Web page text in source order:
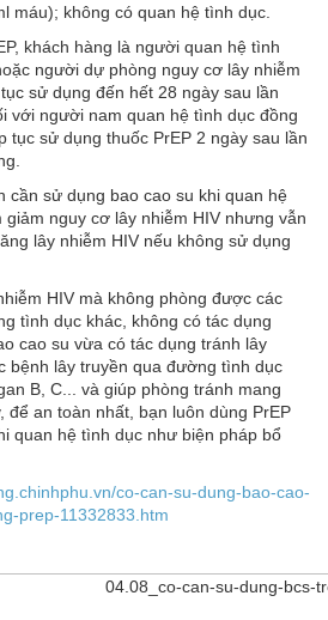
máu); không có quan hệ tình dục.
khách hàng là người quan hệ tình
người dự phòng nguy cơ lây nhiễm
sử dụng đến hết 28 ngày sau lần
với người nam quan hệ tình dục đồng
tục sử dụng thuốc PrEP 2 ngày sau lần
cần sử dụng bao cao su khi quan hệ
nguy cơ lây nhiễm HIV nhưng vẫn
lây nhiễm HIV nếu không sử dụng
HIV mà không phòng được các
tình dục khác, không có tác dụng
cao su vừa có tác dụng tránh lây
bệnh lây truyền qua đường tình dục
B, C... và giúp phòng tránh mang
để an toàn nhất, bạn luôn dùng PrEP
quan hệ tình dục như biện pháp bổ
co-can-su-dung-bao-cao-
prep-11332833.htm